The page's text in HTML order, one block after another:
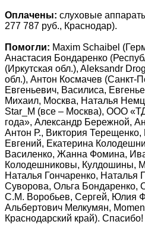
Оплачены: слуховые
277 787 руб., Краснодар).
Помогли: Maxim Schaibel
Анастасия Бондаренко
(Иркутская обл.), Aleksandr
обл.), Антон Космачев (Санкт-
Евгеньевич, Василиса,
Михаил, Москва, Наталья
Star_M (все – Москва), ООО
года», Александр Бережной,
Антон Р., Виктория
Евгений, Екатерина
Василенко, Жанна Фомина,
Колодешниковы, Кулдошины,
Наталья Гончаренко, Наталья
Суворова, Ольга Бондаренко,
С.М. Воробьев, Сергей, Юлия
Альбертович Мелкумян,
Краснодарский край). Спасибо!